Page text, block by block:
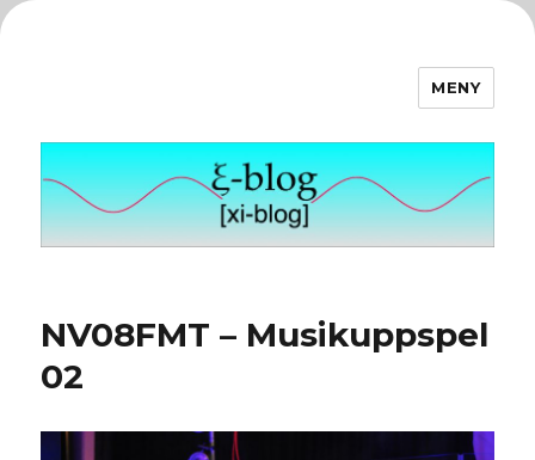
MENY
NV08FMT – Musikuppspel
02